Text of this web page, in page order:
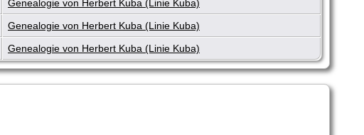
Genealogie von Herbert Kuba (Linie Kuba)
Genealogie von Herbert Kuba (Linie Kuba)
Genealogie von Herbert Kuba (Linie Kuba)